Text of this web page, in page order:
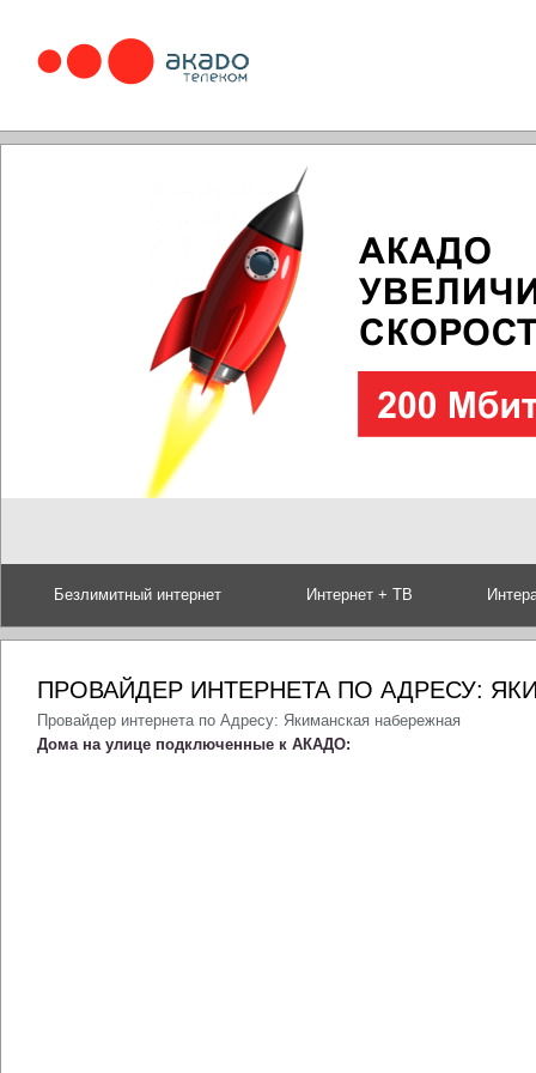
Безлимитный интернет Интернет + ТВ
ПРОВАЙДЕР ИНТЕРНЕТА ПО АДРЕСУ:
Провайдер интернета по Адресу: Якиманская набережная
Дома на улице подключенные к АКАДО: